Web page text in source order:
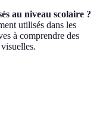
au niveau scolaire ?
utilisés dans les
à comprendre des